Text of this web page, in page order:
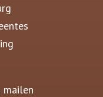
mailen